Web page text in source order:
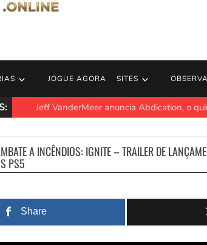
JOGUE AGORA SITES
Jeff VanderMeer anuncia Abdication, o
A INCÊNDIOS: IGNITE – TRAILER DE
PS5
Share